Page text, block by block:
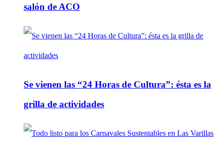
salón de ACO
Se vienen las “24 Horas de Cultura”: ésta es la
grilla de actividades